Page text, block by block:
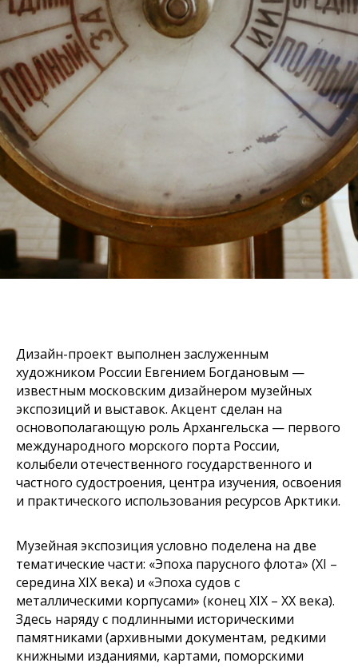
Дизайн-проект выполнен заслуженным
художником России Евгением Богдановым —
известным московским дизайнером музейных
экспозиций и выставок. Акцент сделан на
основополагающую роль Архангельска — первого
международного морского порта России,
колыбели отечественного государственного и
частного судостроения, центра изучения, освоения
и практического использования ресурсов Арктики.
Музейная экспозиция условно поделена на две
тематические части: «Эпоха парусного флота» (XI –
середина XIX века) и «Эпоха судов с
металлическими корпусами» (конец XIX – XX века).
Здесь наряду с подлинными историческими
памятниками (архивными документам, редкими
книжными изданиями, картами, поморскими